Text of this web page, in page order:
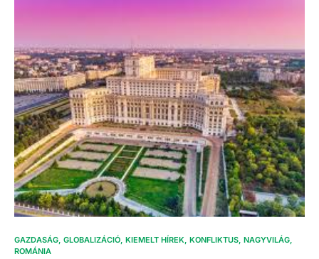
GAZDASÁG GLOBALIZÁCIÓ KIEMELT HÍREK KONFLIKTUS NAGYVILÁG
ROMÁNIA